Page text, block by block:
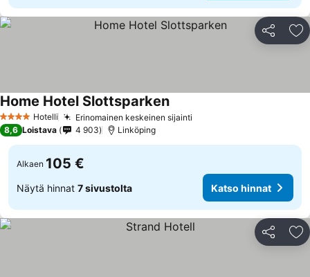
Jaa
4 Tähtiluokitus
Hotelli Erinomainen keskeinen sijainti
Home Hotel Slottsparken
8,6 Loistava 4 903 Linköping
Alkaen 105 €
Näytä hinnat 7 sivustolta Katso hinnat
Jaa